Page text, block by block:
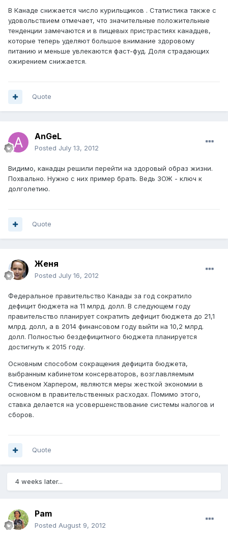
В Канаде снижается число курильщиков . Статистика также с
удовольствием отмечает, что значительные положительные
тенденции замечаются и в пищевых пристрастиях канадцев,
которые теперь уделяют большое внимание здоровому
питанию и меньше увлекаются фаст-фуд. Доля страдающих
ожирением снижается.
Quote
AnGeL
Posted July 13, 2012
Видимо, канадцы решили перейти на здоровый образ жизни.
Похвально. Нужно с них пример брать. Ведь ЗОЖ - ключ к
долголетию.
Quote
Женя
Posted July 16, 2012
Федеральное правительство Канады за год сократило
дефицит бюджета на 11 млрд. долл. В следующем году
правительство планирует сократить дефицит бюджета до 21,1
млрд. долл, а в 2014 финансовом году выйти на 10,2 млрд.
долл. Полностью бездефицитного бюджета планируется
достигнуть к 2015 году.
Основным способом сокращения дефицита бюджета,
выбранным кабинетом консерваторов, возглавляемым
Стивеном Харпером, являются меры жесткой экономии в
основном в правительственных расходах. Помимо этого,
ставка делается на усовершенствование системы налогов и
сборов.
Quote
4 weeks later...
Pam
Posted August 9, 2012